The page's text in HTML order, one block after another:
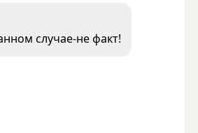
случае-не факт!